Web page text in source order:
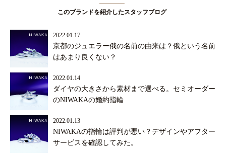
このブランドを紹介したスタッフブログ
2022.01.17
京都のジュエラー俄の名前の由来は？俄という名前
はあまり良くない？
2022.01.14
ダイヤの大きさから素材まで選べる。セミオーダー
のNIWAKAの婚約指輪
2022.01.13
NIWAKAの指輪は評判が悪い？デザインやアフター
サービスを確認してみた。